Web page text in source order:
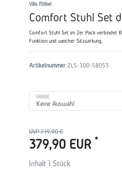
Villa Möbel
Comfort Stuhl Set
Comfort Stuhl Set im 2er Pack verbindet
Funktion und weicher Sitzwirkung.
Artikelnummer ZLS-300-58053
FARBE
UVP 719,90 €
379,90 EUR *
Inhalt 1 Stück